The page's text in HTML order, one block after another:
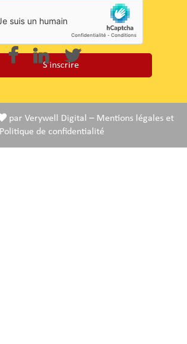
par Verywell Digital – Mentions légaleset
Politique de confidentialité